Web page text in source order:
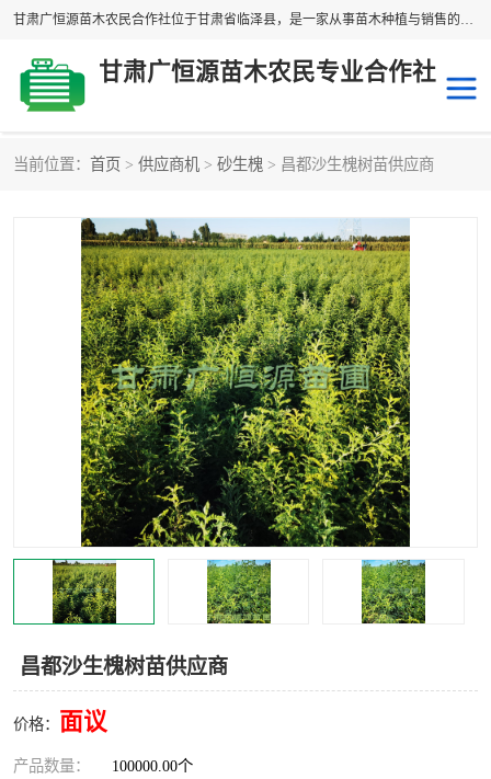
甘肃广恒源苗木农民合作社位于甘肃省临泽县，是一家从事苗木种植与销售的农民合作组织，合作社拥有苗木基地1500多亩，种植苗木品种40多个，年产各类苗木2000多万株。主营：白刺苗、红柳苗、梭梭苗等，我们以“种植一流的苗子，诚信经营”的经营理念，竭诚为每一位客户做优质的服务，欢迎来电咨询！
甘肃广恒源苗木农民专业合作社
当前位置： 首页 > 供应商机 > 砂生槐 > 昌都沙生槐树苗供应商
昌都沙生槐树苗供应商
价格： 面议
产品数量： 100000.00个
圆冠榆 柠条
白刺苗
沙枣树 红柳苗
沙棘苗 柽柳苗
砂生槐 四翅滨藜